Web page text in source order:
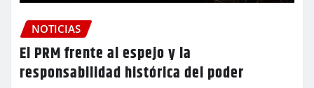
NOTICIAS
El PRM frente al espejo y la
responsabilidad histórica del poder